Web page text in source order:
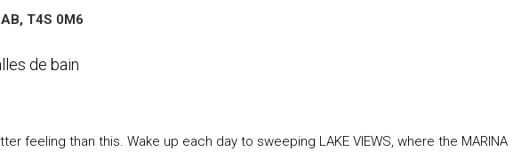
T4S 0M6
de bain
feeling than this. Wake up each day to sweeping LAKE VIEWS, where the MARINA